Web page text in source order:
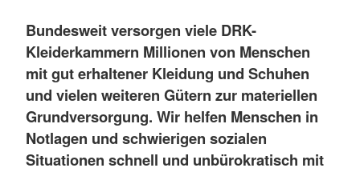
Bundesweit versorgen viele DRK-
Kleiderkammern Millionen von Menschen
mit gut erhaltener Kleidung und Schuhen
und vielen weiteren Gütern zur materiellen
Grundversorgung. Wir helfen Menschen in
Notlagen und schwierigen sozialen
Situationen schnell und unbürokratisch mit